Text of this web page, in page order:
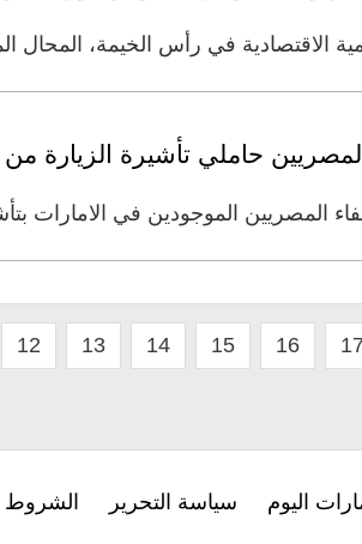
الاقتصادية في رأس الخيمة،
حاملي تأشيرة الزيارة من
المصريين الموجودين في الامارات
12 13 14 15 16 17
اليوم سياسة التحرير الشروط